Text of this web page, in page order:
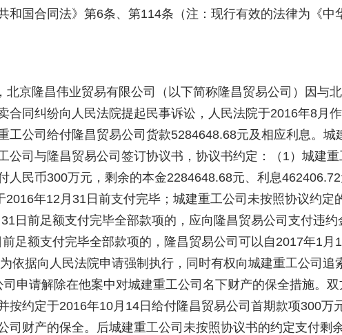
国合同法》第6条、第114条（注：现行有效的法律为《中
隆昌伟业贸易有限公司（以下简称隆昌贸易公司）因与
合同纠纷向人民法院提起民事诉讼，人民法院于2016年8月
工公司给付隆昌贸易公司货款5284648.68元及相应利息。
公司与隆昌贸易公司签订协议书，协议书约定：（1）城建
人民币300万元，剩余的本金2284648.68元、利息
2016年12月31日前支付完毕；城建重工公司未按照协议约定
日前足额支付完毕全部款项的，应向隆昌贸易公司支付违
足额支付完毕全部款项的，隆昌贸易公司可以自2017年1月
依据向人民法院申请强制执行，同时有权向城建重工公司追
司申请解除在他案中对城建重工公司名下财产的保全措施。
按约定于2016年10月14日给付隆昌贸易公司首期款项300万
司财产的保全。后城建重工公司未按照协议书的约定支付剩